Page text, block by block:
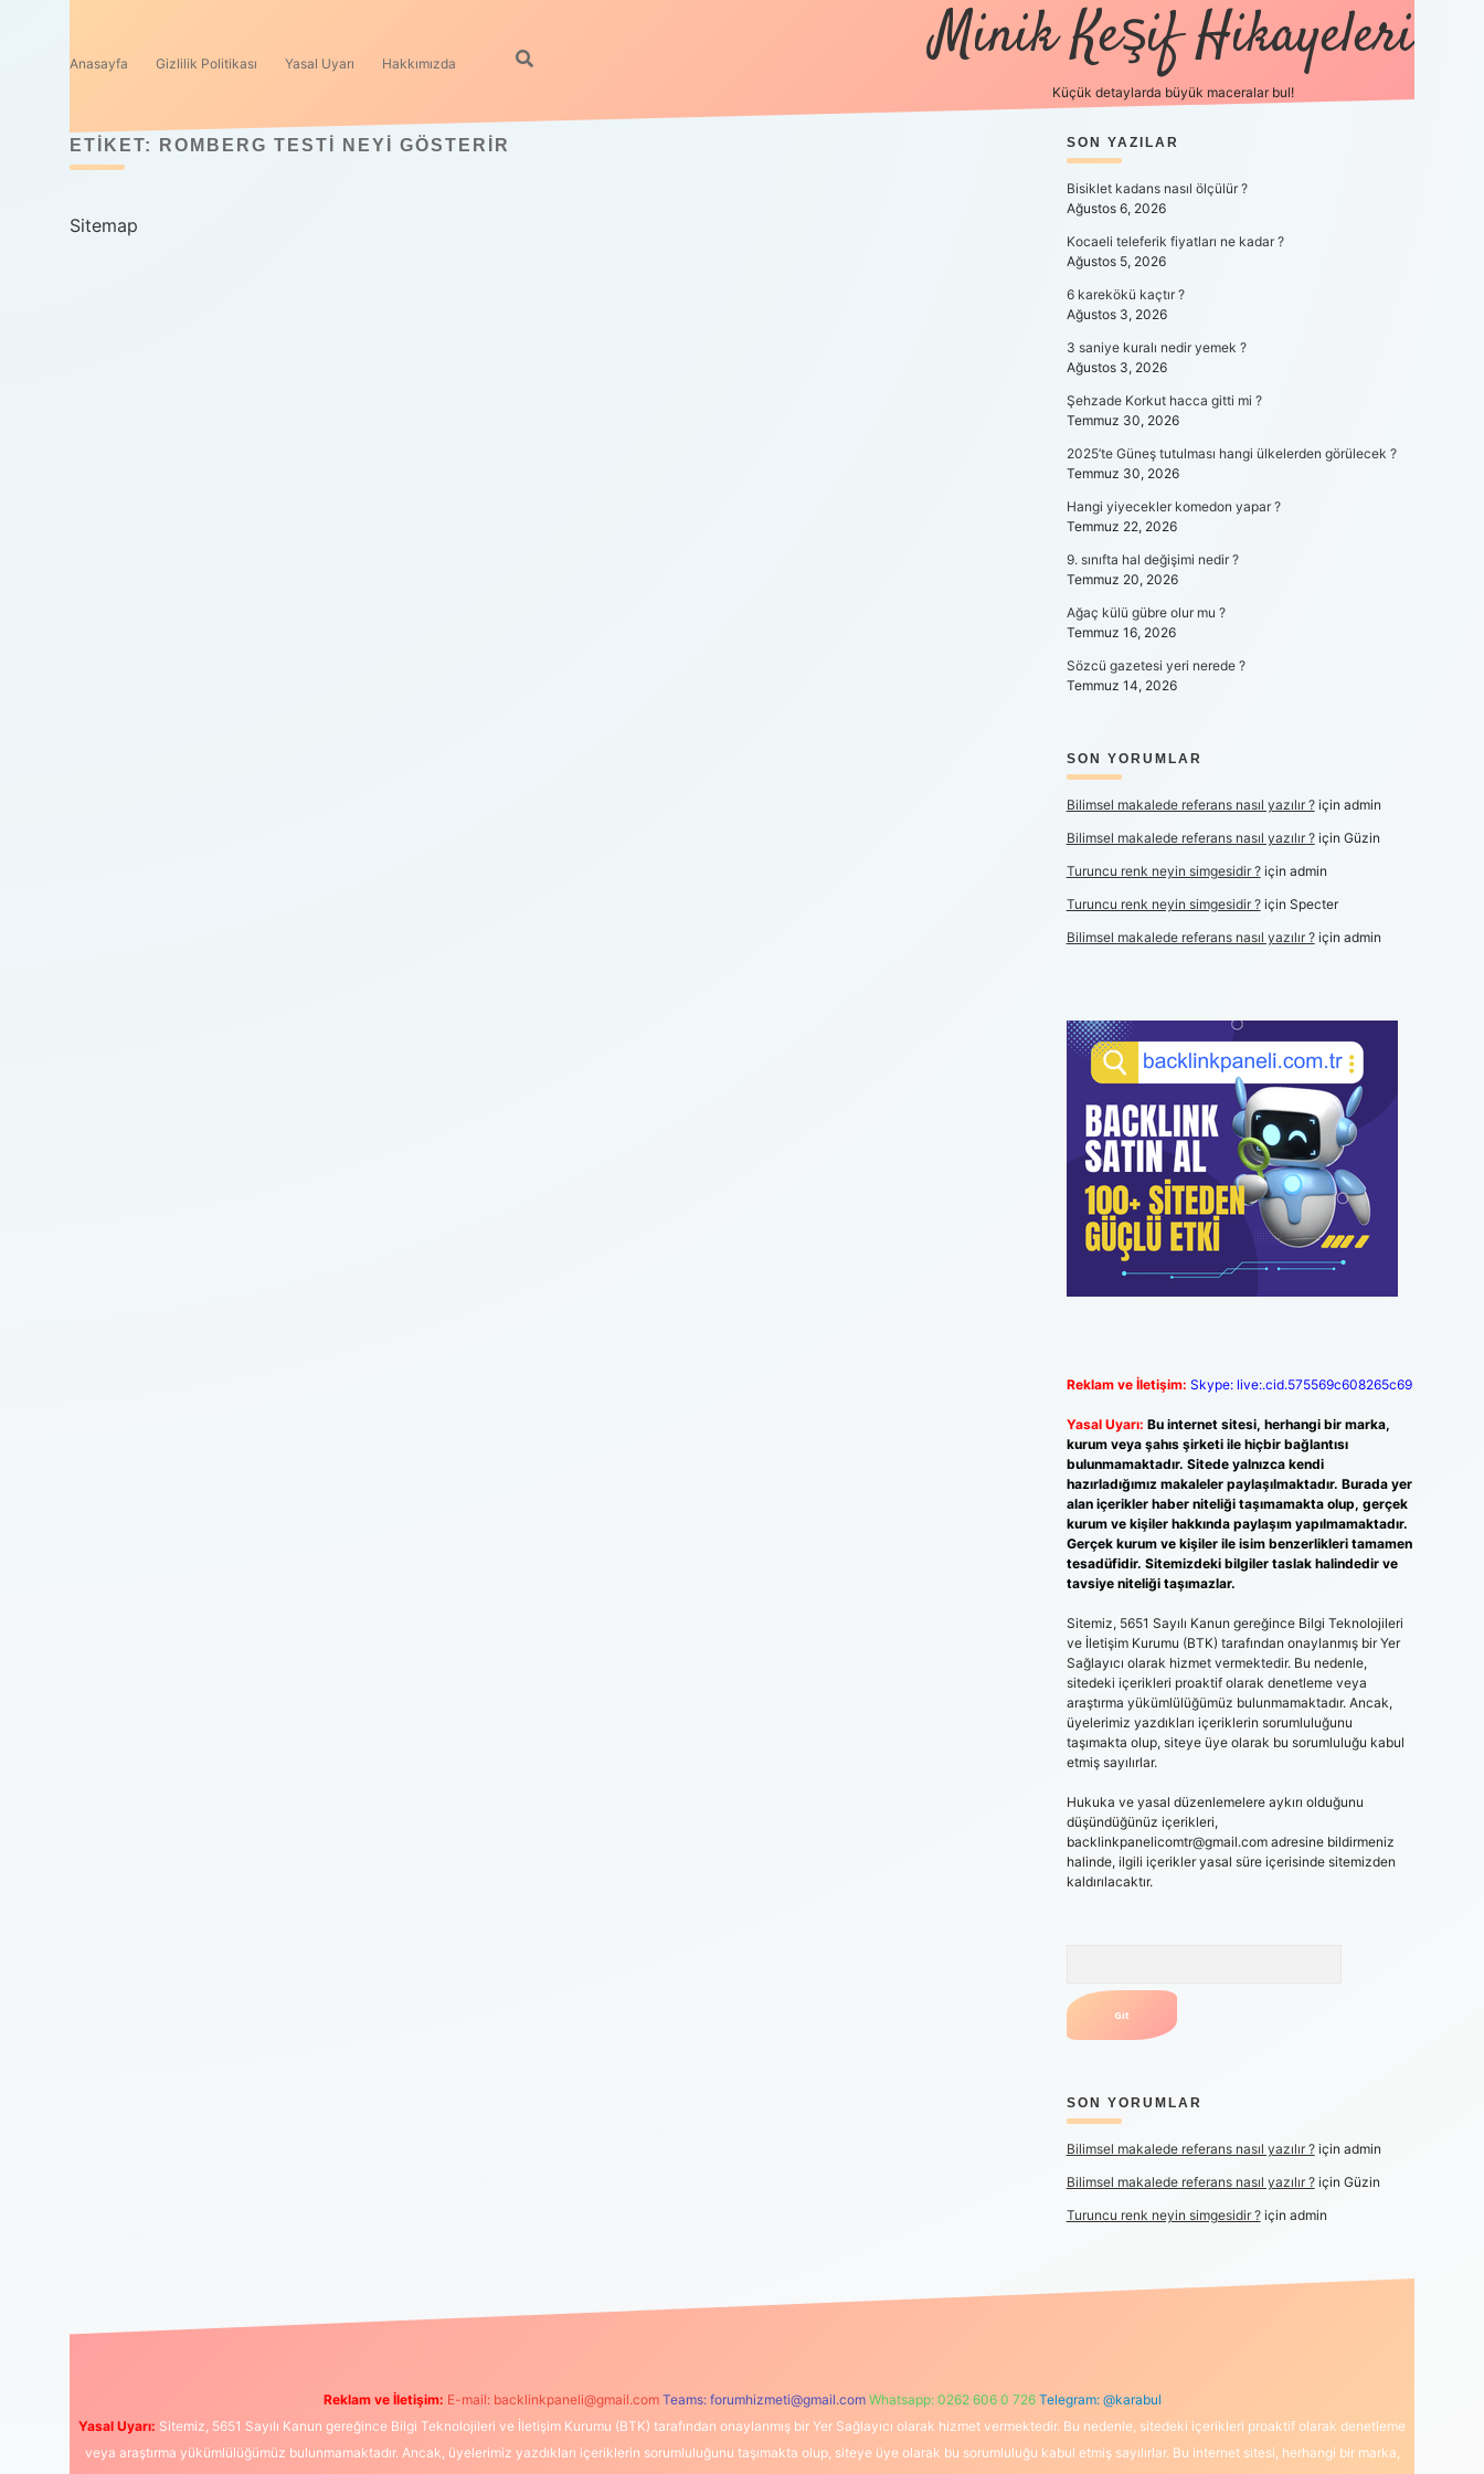
Anasayfa Gizlilik Politikası Yasal Uyarı Hakkımızda Minik Keşif Hikayeleri
Küçük detaylarda büyük maceralar bul!
ETIKET: ROMBERG TESTI NEYI GÖSTERIR
Sitemap
SIDEBAR
SON YAZILAR
Bisiklet kadans nasıl ölçülür ?
Ağustos 6, 2026
Kocaeli teleferik fiyatları ne kadar ?
Ağustos 5, 2026
6 karekökü kaçtır ?
Ağustos 3, 2026
3 saniye kuralı nedir yemek ?
Ağustos 3, 2026
Şehzade Korkut hacca gitti mi ?
Temmuz 30, 2026
2025’te Güneş tutulması hangi ülkelerden görülecek ?
Temmuz 30, 2026
Hangi yiyecekler komedon yapar ?
Temmuz 22, 2026
9. sınıfta hal değişimi nedir ?
Temmuz 20, 2026
Ağaç külü gübre olur mu ?
Temmuz 16, 2026
Sözcü gazetesi yeri nerede ?
Temmuz 14, 2026
SON YORUMLAR
Bilimsel makalede referans nasıl yazılır ?için admin
Bilimsel makalede referans nasıl yazılır ?için Güzin
Turuncu renk neyin simgesidir ?için admin
Turuncu renk neyin simgesidir ?için Specter
Bilimsel makalede referans nasıl yazılır ?için admin
Reklam ve İletişim: Skype: live:.cid.575569c608265c69
Yasal Uyarı: Bu internet sitesi, herhangi bir marka,
kurum veya şahıs şirketi ile hiçbir bağlantısı
bulunmamaktadır. Sitede yalnızca kendi
hazırladığımız makaleler paylaşılmaktadır. Burada yer
alan içerikler haber niteliği taşımamakta olup, gerçek
kurum ve kişiler hakkında paylaşım yapılmamaktadır.
Gerçek kurum ve kişiler ile isim benzerlikleri tamamen
tesadüfidir. Sitemizdeki bilgiler taslak halindedir ve
tavsiye niteliği taşımazlar.
Sitemiz, 5651 Sayılı Kanun gereğince Bilgi Teknolojileri
ve İletişim Kurumu (BTK) tarafından onaylanmış bir Yer
Sağlayıcı olarak hizmet vermektedir. Bu nedenle,
sitedeki içerikleri proaktif olarak denetleme veya
araştırma yükümlülüğümüz bulunmamaktadır. Ancak,
üyelerimiz yazdıkları içeriklerin sorumluluğunu
taşımakta olup, siteye üye olarak bu sorumluluğu kabul
etmiş sayılırlar.
Hukuka ve yasal düzenlemelere aykırı olduğunu
düşündüğünüz içerikleri,
backlinkpanelicomtr@gmail.comadresine bildirmeniz
halinde, ilgili içerikler yasal süre içerisinde sitemizden
kaldırılacaktır.
SON YORUMLAR
Bilimsel makalede referans nasıl yazılır ?için admin
Bilimsel makalede referans nasıl yazılır ?için Güzin
Turuncu renk neyin simgesidir ?için admin
Reklam ve İletişim: E-mail: backlinkpaneli@gmail.com Teams: forumhizmeti@gmail.com Whatsapp: 0262 606 0 726 Telegram: @karabul
Yasal Uyarı: Sitemiz, 5651 Sayılı Kanun gereğince Bilgi Teknolojileri ve İletişim Kurumu (BTK) tarafından onaylanmış bir Yer Sağlayıcı olarak hizmet vermektedir. Bu nedenle, sitedeki içerikleri proaktif olarak denetleme
veya araştırma yükümlülüğümüz bulunmamaktadır. Ancak, üyelerimiz yazdıkları içeriklerin sorumluluğunu taşımakta olup, siteye üye olarak bu sorumluluğu kabul etmiş sayılırlar. Bu internet sitesi, herhangi bir marka,